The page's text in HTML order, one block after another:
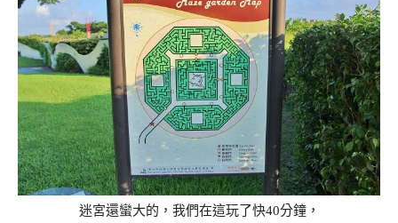
迷宮還蠻大的，我們在這玩了快40分鐘，